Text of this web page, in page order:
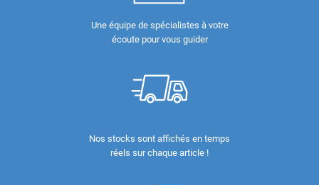
Une équipe de spécialistes à votre
écoute pour vous guider
Nos stocks sont affichés en temps
réels sur chaque article !